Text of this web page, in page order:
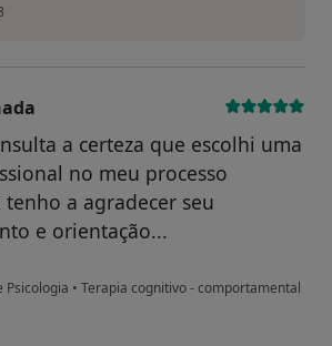
a certeza que escolhi uma
no meu processo
a agradecer seu
e orientação...
Psicologia • Terapia cognitivo - comportamental
Conta eliminada